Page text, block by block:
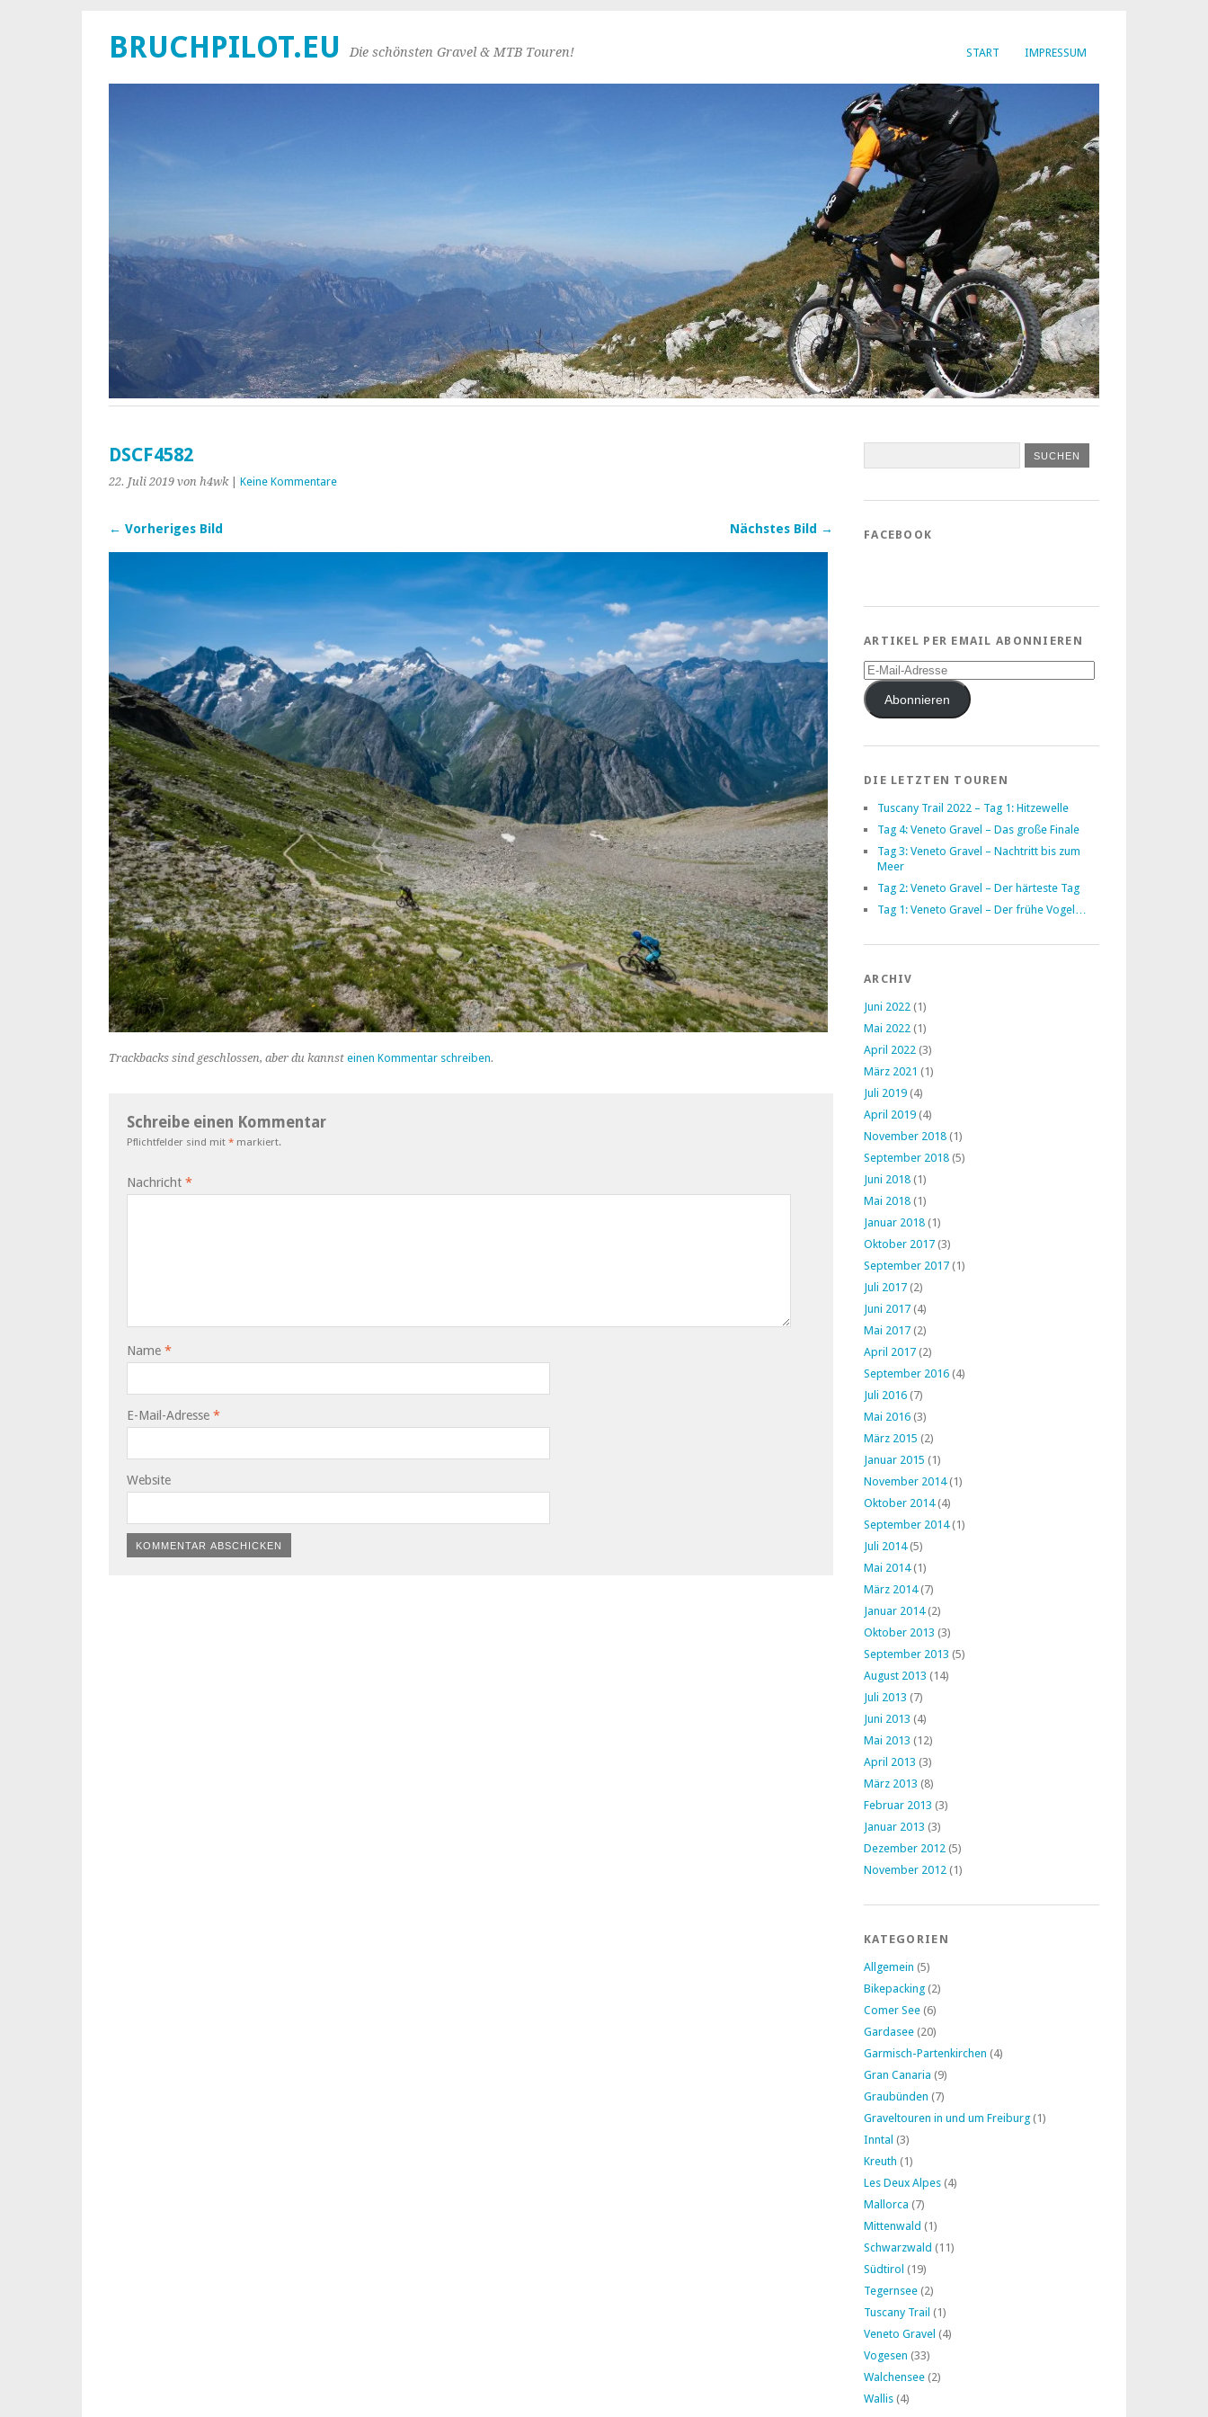
START IMPRESSUM
BRUCHPILOT.EU Die schönsten Gravel & MTB Touren!
DSCF4582
22. Juli 2019 von h4wk| Keine Kommentare
← Vorheriges Bild Nächstes Bild →
Trackbacks sind geschlossen, aber du kannst einen Kommentar schreiben.
Schreibe einen Kommentar
Pflichtfelder sind mit * markiert.
Nachricht *
Name *
E-Mail-Adresse *
Website
FACEBOOK
ARTIKEL PER EMAIL ABONNIEREN
E-
Mail-
AdresseAbonnieren
DIE LETZTEN TOUREN
Tuscany Trail 2022 – Tag 1: Hitzewelle
Tag 4: Veneto Gravel – Das große Finale
Tag 3: Veneto Gravel – Nachtritt bis zum
Meer
Tag 2: Veneto Gravel – Der härteste Tag
Tag 1: Veneto Gravel – Der frühe Vogel…
ARCHIV
Juni 2022 (1)
Mai 2022 (1)
April 2022 (3)
März 2021 (1)
Juli 2019 (4)
April 2019 (4)
November 2018 (1)
September 2018 (5)
Juni 2018 (1)
Mai 2018 (1)
Januar 2018 (1)
Oktober 2017 (3)
September 2017 (1)
Juli 2017 (2)
Juni 2017 (4)
Mai 2017 (2)
April 2017 (2)
September 2016 (4)
Juli 2016 (7)
Mai 2016 (3)
März 2015 (2)
Januar 2015 (1)
November 2014(1)
Oktober 2014(4)
September 2014(1)
Juli 2014(5)
Mai 2014(1)
März 2014(7)
Januar 2014(2)
Oktober 2013 (3)
September 2013 (5)
August 2013 (14)
Juli 2013 (7)
Juni 2013 (4)
Mai 2013 (12)
April 2013 (3)
März 2013 (8)
Februar 2013 (3)
Januar 2013 (3)
Dezember 2012 (5)
November 2012 (1)
KATEGORIEN
Allgemein (5)
Bikepacking (2)
Comer See (6)
Gardasee (20)
Garmisch-Partenkirchen (4)
Gran Canaria (9)
Graubünden (7)
Graveltouren in und um Freiburg (1)
Inntal (3)
Kreuth (1)
Les Deux Alpes (4)
Mallorca (7)
Mittenwald (1)
Schwarzwald (11)
Südtirol (19)
Tegernsee (2)
Tuscany Trail (1)
Veneto Gravel (4)
Vogesen (33)
Walchensee (2)
Wallis (4)